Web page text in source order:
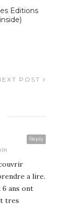
Editions
POST
Reply
a lire.
6 ans ont
tres